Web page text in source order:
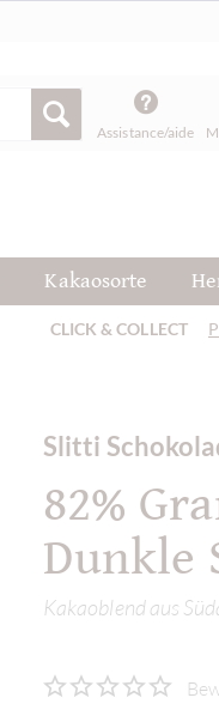
Assistance/aide
Kakaosorte
CLICK & COLLECT
Slitti
82%
Dunkle
Kakaoblend aus